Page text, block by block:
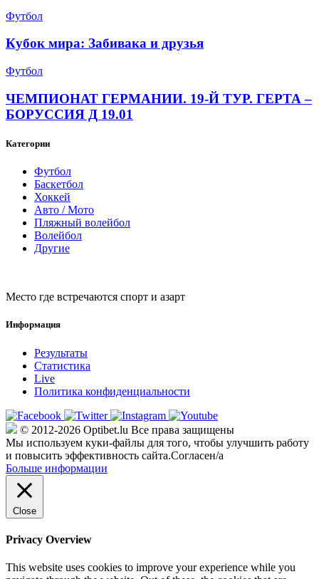
Футбол
Кубок мира: Забивака и друзья
Футбол
ЧЕМПИОНАТ ГЕРМАНИИ. 19-Й ТУР. ГЕРТА –
БОРУССИЯ Д 19.01
Категории
Футбол
Баскетбол
Хоккей
Авто / Мото
Пляжный волейбол
Волейбол
Другие
Место где встречаются спорт и азарт
Информация
Результаты
Статистика
Live
Политика конфиденциальности
© 2012-2026 Optibet.lu Все права защищены
Мы используем куки-файлы для того, чтобы улучшить работу
и повысить эффективность сайта.Согласен/а
Больше информации
Close
Privacy Overview
This website uses cookies to improve your experience while you